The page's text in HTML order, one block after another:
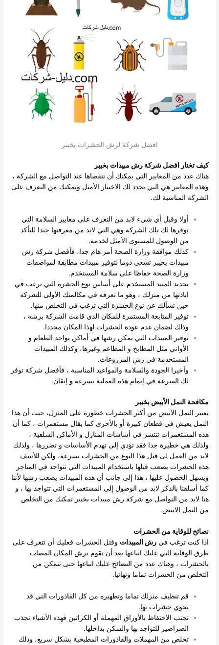
افضل شركة لرش الحشرات بخيبر
كيف تختار افضلشركة رش مبيدات بخيبر
هناك عدد من المعايير التي يمكنك أن تتقصاها عند التواصل مع الشركة ،
وهذه المعايير هي التي تحدد لك الاختيار الأمثل وتمكنك من التعرف على
الشركة المناسبة لك.
أولا وقبل أي شيء لابد من التعرف على معايير السلامة التي
توفرها لك تلك الشركة وهي التي لابد من معرفتها جيدا للتأكد
من الوصول للمستوى الأمثل لخدمة.
كذلك موافقة وزارة الصحة أمر هام جدا، فأفضل شركة رش
مبيدات بخيبر تسعى دوما لتوفير مبيدات مطابقة لمواصفات
وزارة الصحة حفاظا على سلامة المستخدم.
تحديد المبيد المستخدم على أساس نوع الحشرة التي ترغب في
ابادتها من منزلك ، وهو ما تعرفه في مكالمتك الأولى للشركة
حين تسألك عن نوع الحشرة التي ترغب في التخلص منها.
توفير المتابعة المستمرة للمكان الذي قامت الشركة برشه ،
وذلك لضمان عدم عودة الحشرات لهذا المكان مجددا.
توفير المبيدات التي يمكن رشها في أماكن تواجد الطعام و
الأواني مثل المطابخ و المطاعم وغيرها، وكذلك المبيدات
المستخدمة في رش المزروعات.
وأخيرا الجودة والسلامة والمواعيد المناسبة ، فأفضل شركة توفر
لك السرعة في إتمام هذه العملية بسرعة و إتقان.
مكافحة النمل الأبيض بخيبر
يعتبر النمل الأبيض من أكثر الحشرات خطورة على المنزل، حيث أن هذا
النمل يعيش في قطعان كبيرة أو بالأحرى كما يقال مستعمرات ، كما أن
هذه المستعمرات تنتشر في أساسات المنازل و الأماكن السلفية ،
ولذلك هي خطيرة جدا فقد تؤدي إلى تهدم الأساسات و تضررها ، ولذلك
لابد من العمل لى قتل هذا النوع من الحشرات بسرعة، ولكن للأسف
هذه الحشرات يصعب قتلها باستخدام المبيدات التي تتواجد في المتاجر
ويسهل الحصول عليها ، هذا إلى جانب أن هذه المبيدات يصعب رشها لأننا
كما أسلفنا بالذكر لابد من الوصول إلى المستعمرات التي تتواجد بها ، و
هنا لابد من التواصل مع شركة رش مبيدات بخيبر تمكنك من التخلص
من النمل الابيض.
نصائح للوقاية من الحشرات
اذا كنت ترغب فيرش المبيدات وقتل الحشرات فعليك أن تتعرف على
طرق الوقاية التي عليك اتباعها بعد أن تقوم برش المكان المصاب
بالحشرات ، وهناك عدد من النصائح عليك اتباعها حتى تتمكن من
التخلص من الحشرات تماما ونهائيا.
قم تنظيف منزلك تماما وتطهيره من كل القاذورات التي قد
تحوي حشرات بها.
تجنب الاحتفاظ بالأوراق المهملة أو الكراتين فهذه الأشياء تجذب
الصراصير للتواجد بها والسكن بداخلها.
تخلص من المهملات والقاذورات المطبخية بشكل سريع، وذلك